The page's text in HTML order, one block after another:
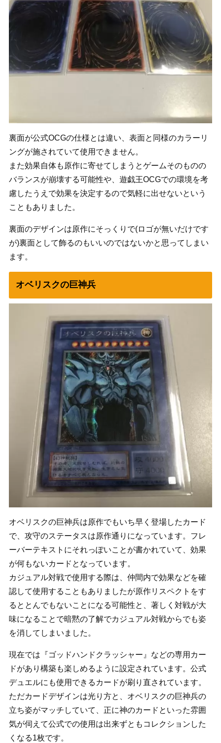
裏面が公式OCGの仕様とは違い、表面と同様のカラーリ
ングが施されていて使用できません。
また効果自体も原作に寄せてしまうとゲームそのものの
バランスが崩壊する可能性や、遊戯王OCGでの環境を考
慮したうえで効果を決定するので気軽に出せないという
こともありました。
裏面のデザインは原作にそっくりで(ロゴが無いだけです
が)裏面として飾るのもいいのではないかと思ってしまい
ます。
オベリスクの巨神兵
オベリスクの巨神兵は原作でもいち早く登場したカード
で、攻守のステータスは原作通りになっています。フレ
ーバーテキストにそれっぽいことが書かれていて、効果
が何もないカードとなっています。
カジュアル対戦で使用する際は、仲間内で効果などを確
認して使用することもありましたが原作リスペクトをす
るととんでもないことになる可能性と、著しく対戦が大
味になることで暗黙の了解でカジュアル対戦からでも姿
を消してしまいました。
現在では『ゴッドハンドクラッシャー』などの専用カー
ドがあり構築も楽しめるように設定されています。公式
デュエルにも使用できるカードが刷り直されています。
ただカードデザインは光り方と、オベリスクの巨神兵の
立ち姿がマッチしていて、正に神のカードといった雰囲
気が伺えて公式での使用は出来ずともコレクションした
くなる1枚です。